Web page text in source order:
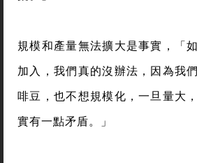
規模和產量無法擴大是事實，「
加入，我們真的沒辦法，因為我
啡豆，也不想規模化，一旦量大
實有一點矛盾。」